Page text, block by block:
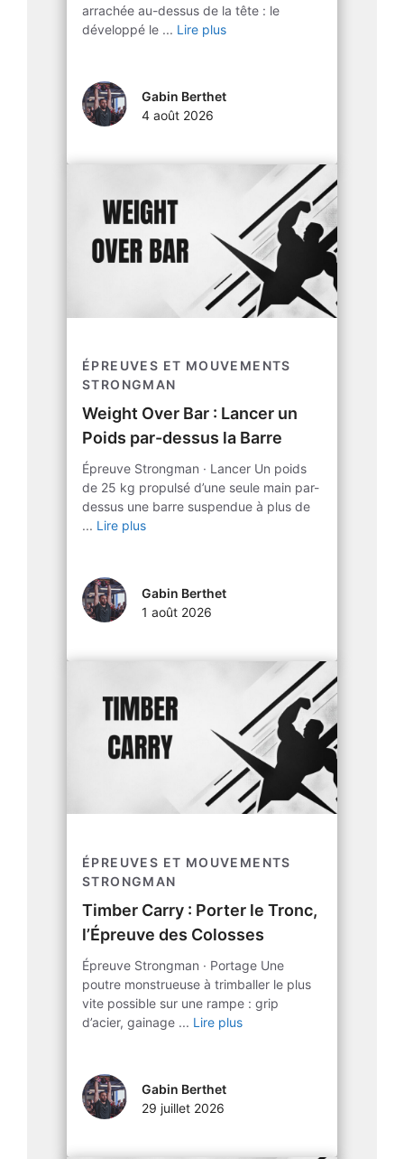
arrachée au-dessus de la tête : le
développé le ... Lire plus
Gabin Berthet
4 août 2026
ÉPREUVES ET MOUVEMENTS
STRONGMAN
Weight Over Bar : Lancer un
Poids par-dessus la Barre
Épreuve Strongman · Lancer Un poids
de 25 kg propulsé d’une seule main par-
dessus une barre suspendue à plus de
... Lire plus
Gabin Berthet
1 août 2026
ÉPREUVES ET MOUVEMENTS
STRONGMAN
Timber Carry : Porter le Tronc,
l’Épreuve des Colosses
Épreuve Strongman · Portage Une
poutre monstrueuse à trimballer le plus
vite possible sur une rampe : grip
d’acier, gainage ... Lire plus
Gabin Berthet
29 juillet 2026